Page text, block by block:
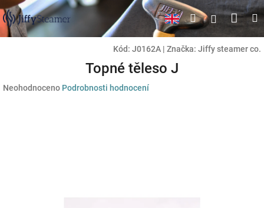
Přejít
na
obsah
HledatPřihlášení
Kód: J0162A | Značka: Jiffy steamer co.
Topné těleso J
Průměrné
Neohodnoceno Podrobnosti hodnocení